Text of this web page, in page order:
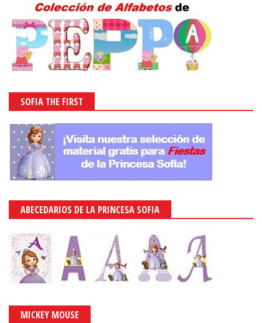
SOFIA THE FIRST
ABECEDARIOS DE LA PRINCESA SOFIA
MICKEY MOUSE